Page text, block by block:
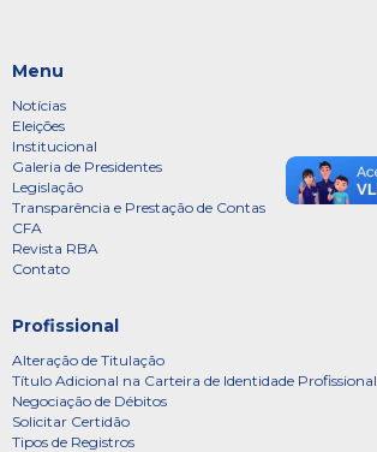
Menu
Notícias
Eleições
Institucional
Galeria de Presidentes
Legislação
Transparência e Prestação de Contas
CFA
Revista RBA
Contato
Profissional
Alteração de Titulação
Título Adicional na Carteira de Identidade Profissional
Negociação de Débitos
Solicitar Certidão
Tipos de Registros